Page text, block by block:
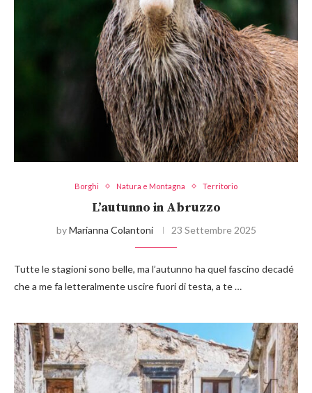
Borghi Natura e Montagna Territorio
L’autunno in Abruzzo
byMarianna Colantoni 23 Settembre 2025
Tutte le stagioni sono belle, ma l’autunno ha quel fascino decadé
che a me fa letteralmente uscire fuori di testa, a te …